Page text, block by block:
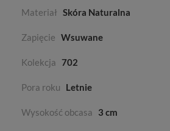
Materiał Skóra Naturalna
Zapięcie Wsuwane
Kolekcja 702
Pora roku Letnie
Wysokość obcasa 3 cm